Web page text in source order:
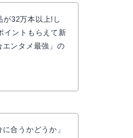
32万本以上!し
イントもらえて新
ンタメ最強」の
合うかどうか」